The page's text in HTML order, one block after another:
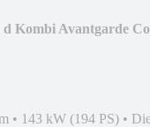
d Kombi Avantgarde
• 143 kW (194 PS) •